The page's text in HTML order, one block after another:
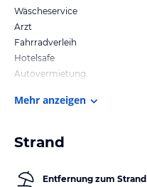
Wäscheservice
Arzt
Fahrradverleih
Hotelsafe
Autovermietung
Mehr anzeigen
Strand
Entfernung zum Strand